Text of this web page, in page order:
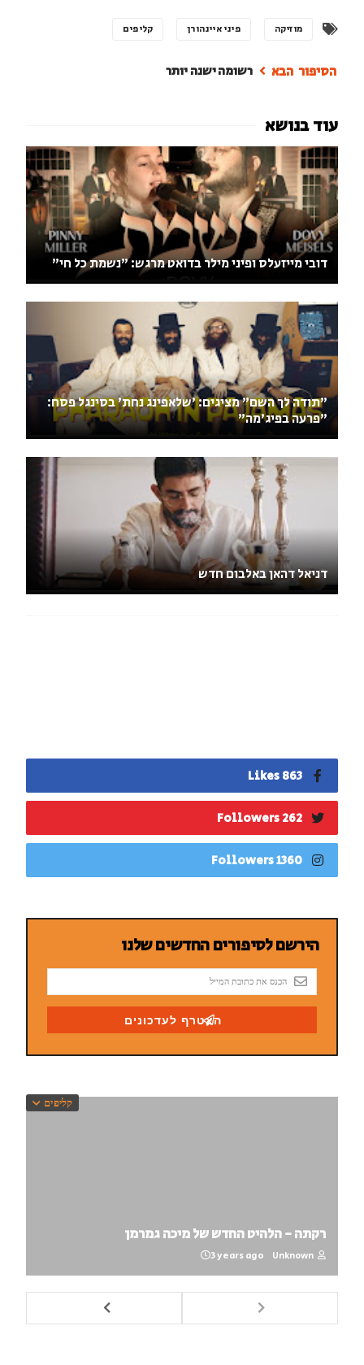
מוזיקה פיני איינהורן קליפים
רשומה ישנה יותר
דובי מייזעלס ופיני מילר בדואט מרגש: "נשמת כל חי"
"תודה לך השם" מציגים: 'שלאפינג נחת' בסינגל פסח:
"פרעה בפיג'מה"
דניאל דהאן באלבום חדש
863 Likes
262 Followers
1360 Followers
קליפים
רקתה - הלהיט החדש של מיכה גמרמן
Unknown
3 years ago